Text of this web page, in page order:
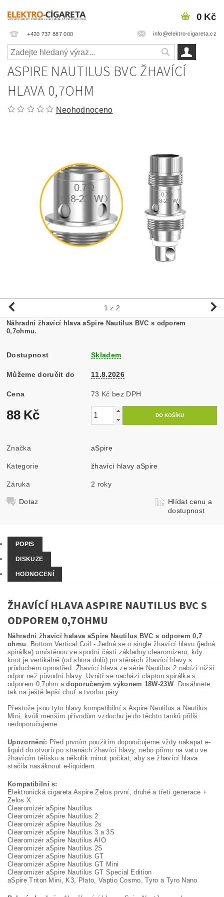
+420 737 887 000 info@elektro-cigareta.cz
0 Kč
ASPIRE NAUTILUS BVC ŽHAVÍCÍ
HLAVA 0,7OHM
Neohodnoceno
1 z 2
Náhradní žhavící hlava aSpire Nautilus BVC s odporem
0,7ohmu.
Dostupnost Skladem
Můžeme doručit do 11.8.2026
Cena 73 Kč bez DPH
88 Kč
Značka aSpire
Kategorie žhavící hlavy aSpire
Záruka 2 roky
Dotaz
Hlídat cenu a
dostupnost
POPIS
DISKUZE
HODNOCENÍ
ŽHAVÍCÍ HLAVA ASPIRE NAUTILUS BVC S
ODPOREM 0,7OHMU
Náhradní žhavící halava aSpire Nautilus BVC s odporem 0,7
ohmu. Bottom Vertical Coil - Jedná se o single žhavící hlavu (jedná
spirálka) umístěnou ve spodní části základny clearomizeru, kdy
knot je vertikálně (od shora dolů) po stěnách žhavící hlavy s
průduchem uprostřed. Žhavící hlava ze série Nautilus 2 nabízí nižší
odpor než původní hlavy. Uvnitř se nachází clapton spirálka s
odporem 0,7ohm adoporučeným výkonem 18W-23W. Dosáhnete
tak na ještě lepší chuť a tvorbu páry.
Přestože jsou tyto hlavy kompatibilní s Aspire Nautilus a Nautilus
Mini, kvůli menším přívodům vzduchu je do těchto tanků příliš
nedoporučujeme.
Upozornění: Před prvním použitím doporučujeme vždy nakapat e-
liquid do otvorů po stranách žhavící hlavy, nebo přímo na vatu ve
žhavícím tělísku a několik minut počkat, aby se žhavící hlava
stačila nasáknout e-liquidem.
Kompatibilní s:
Elektronická cigareta Aspire Zelos první, druhé a třetí generace +
Zelos X
Clearomizér aSpire Nautilus
Clearomizér aSpire Nautilus 2
Clearomizér aSpire Nautilus 2s
Clearomizér aSpire Nautilus 3 a 3S
Clearomizér aSpire Nautilus AIO
Clearomizér aSpire Nautilus 2S
Clearomizér aSpire Nautilus GT
Clearomizér aSpire Nautilus GT Mini
Clearomizér aSpire Nautilus GT Special Edition
aSpire Triton Mini, K3, Plato, Vaptio Cosmo, Tyro a Tyro Nano